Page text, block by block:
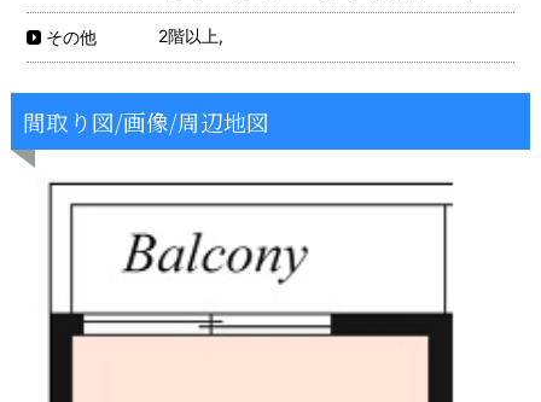
その他 2階以上,
間取り図/画像/周辺地図